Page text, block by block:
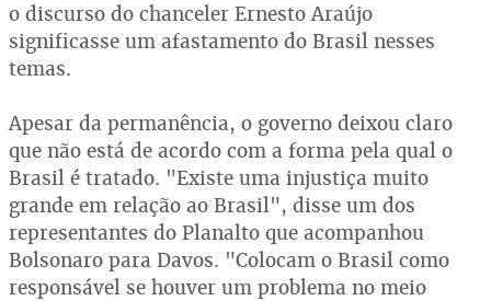
o discurso do chanceler Ernesto Araújo
significasse um afastamento do Brasil nesses
temas.
Apesar da permanência, o governo deixou claro
que não está de acordo com a forma pela qual o
Brasil é tratado. "Existe uma injustiça muito
grande em relação ao Brasil", disse um dos
representantes do Planalto que acompanhou
Bolsonaro para Davos. "Colocam o Brasil como
responsável se houver um problema no meio